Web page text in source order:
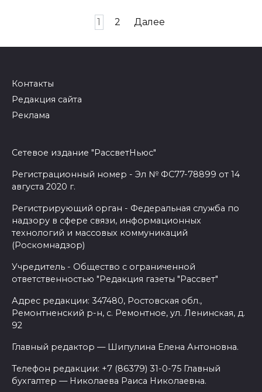
записям
1 2 Далее
Контакты
Редакция сайта
Реклама
Сетевое издание "РассветНьюс"
Регистрационный номер - Эл № ФС77-78899 от 14
августа 2020 г.
Регистрирующий орган - Федеральная служба по
надзору в сфере связи, информационных
технологий и массовых коммуникаций
(Роскомнадзор)
Учредитель - Общество с ограниченной
ответственностью "Редакция газеты "Рассвет"
Адрес редакции: 347480, Ростовская обл.,
Ремонтненский р-н, с. Ремонтное, ул. Ленинская, д.
92
Главный редактор — Шипулина Елена Антоновна.
Телефон редакции: +7 (86379) 31-0-75 Главный
бухгалтер — Николаева Раиса Николаевна.